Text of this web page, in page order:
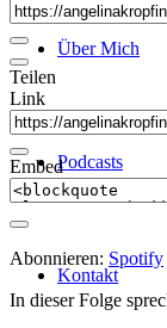
Über Mich
Podcasts
Kontakt
Teilen
Link
Embed
Abonnieren: Spotify
In dieser Folge